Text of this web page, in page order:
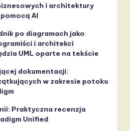
i architektury
AI
po diagramach jako
i architekci
UML oparte na tekście
dokumentacji:
w zakresie potoku
Praktyczna recenzja
Unified